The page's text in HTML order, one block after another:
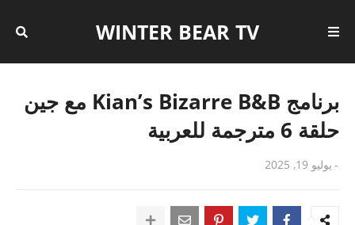
WINTER BEAR TV
برنامج Kian’s Bizarre B&B مع جين
حلقة 6 مترجمة للعربية
- يوليو 19, 2025